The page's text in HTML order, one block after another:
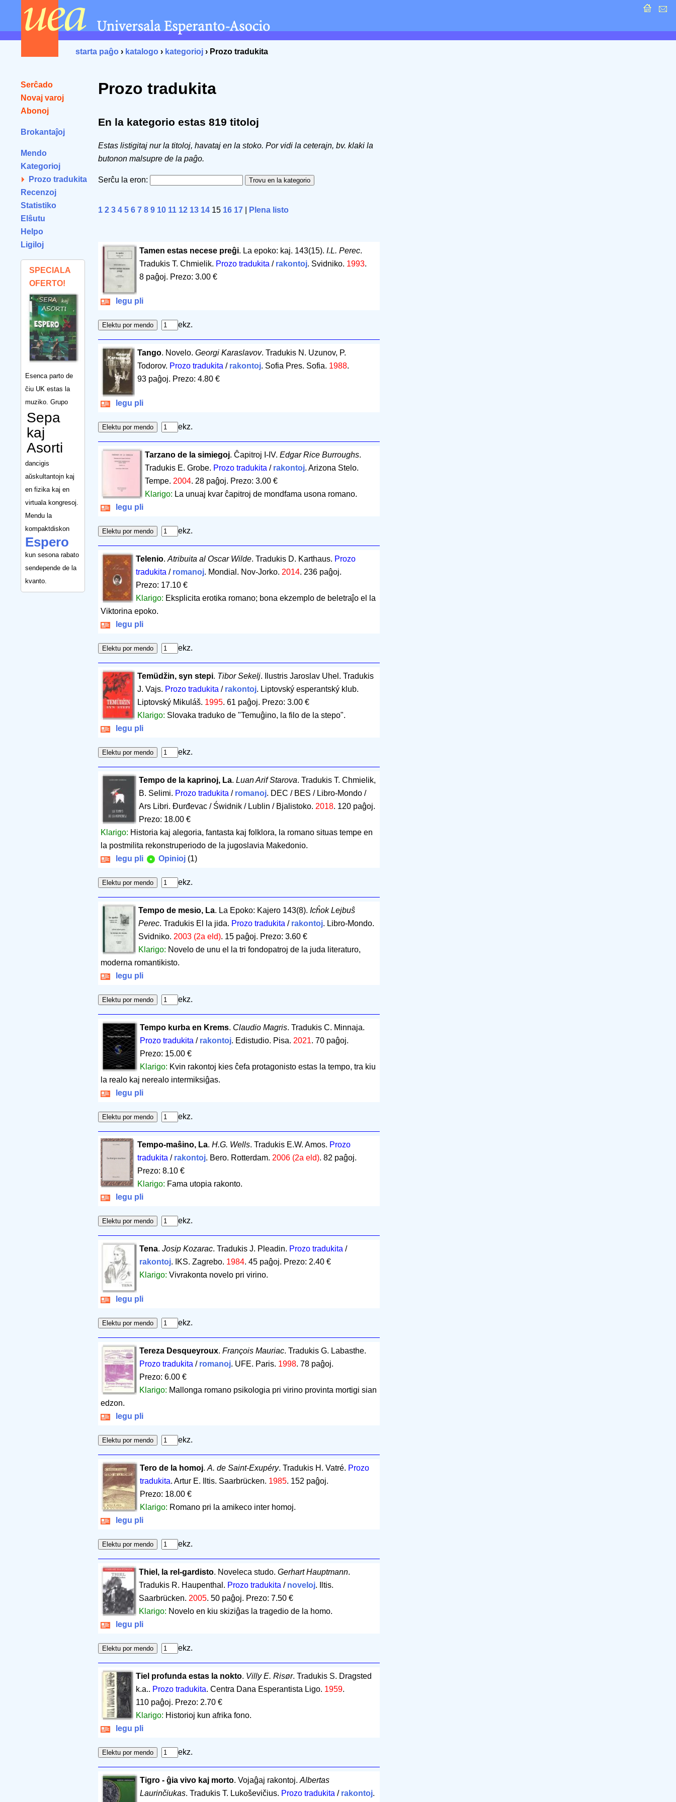
starta paĝo › katalogo › kategorioj › Prozo tradukita
Serĉado
Novaj varoj
Abonoj
Brokantaĵoj
Mendo
Kategorioj
Prozo tradukita
Recenzoj
Statistiko
Elŝutu
Helpo
Ligiloj
SPECIALA
OFERTO!
Esenca parto de
ĉiu UK estas la
muziko. Grupo
Sepa
kaj
Asorti
dancigis
aŭskultantojn kaj
en fizika kaj en
virtuala kongresoj.
Mendu la
kompaktdiskon
Espero
kun sesona rabato
sendepende de la
kvanto.
Prozo tradukita
En la kategorio estas 819 titoloj
Estas listigitaj nur la titoloj, havataj en la stoko. Por vidi la ceterajn, bv. klaki la
butonon malsupre de la paĝo.
Serĉu la eron:
1 2 3 4 5 6 7 8 9 10 11 12 13 14 15 16 17 Plena listo
Tamen estas necese preĝi. La epoko: kaj. 143(15). I.L. Perec.
Tradukis T. Chmielik. Prozo tradukita / rakontoj. Svidniko. 1993.
8 paĝoj. Prezo: 3.00 €
legu pli
ekz.
Tango. Novelo.Georgi Karaslavov. Tradukis N. Uzunov, P.
Todorov. Prozo tradukita / rakontoj. Sofia Pres. Sofia. 1988.
93 paĝoj. Prezo: 4.80 €
legu pli
ekz.
Tarzano de la simiegoj. Ĉapitroj I-IV. Edgar Rice Burroughs.
Tradukis E. Grobe. Prozo tradukita / rakontoj. Arizona Stelo.
Tempe. 2004. 28 paĝoj. Prezo: 3.00 €
Klarigo: La unuaj kvar ĉapitroj de mondfama usona romano.
legu pli
ekz.
Telenio. Atribuita al Oscar Wilde. Tradukis D. Karthaus. Prozo
tradukita / romanoj. Mondial. Nov-Jorko. 2014. 236 paĝoj.
Prezo: 17.10 €
Klarigo: Eksplicita erotika romano; bona ekzemplo de beletraĵo el la
Viktorina epoko.
legu pli
ekz.
Temüdžin, syn stepi. Tibor Sekelj. Ilustris Jaroslav Uhel. Tradukis
J. Vajs. Prozo tradukita / rakontoj. Liptovský esperantský klub.
Liptovský Mikuláš. 1995.61 paĝoj. Prezo: 3.00 €
Klarigo: Slovaka traduko de "Temuĝino, la filo de la stepo".
legu pli
ekz.
Tempo de la kaprinoj, La. Luan Arif Starova. Tradukis T. Chmielik,
B. Selimi. Prozo tradukita / romanoj. DEC / BES / Libro-Mondo /
Ars Libri. Đurđevac / Świdnik / Lublin / Bjalistoko. 2018. 120 paĝoj.
Prezo: 18.00 €
Klarigo: Historia kaj alegoria, fantasta kaj folklora, la romano situas tempe en
la postmilita rekonstruperiodo de la jugoslavia Makedonio.
legu pli
Opinioj (1)
ekz.
Tempo de mesio, La. La Epoko: Kajero 143(8). Icĥok Lejbuŝ
Perec. Tradukis El la jida. Prozo tradukita / rakontoj. Libro-Mondo.
Svidniko. 2003 (2a eld). 15 paĝoj. Prezo: 3.60 €
Klarigo: Novelo de unu el la tri fondopatroj de la juda literaturo,
moderna romantikisto.
legu pli
ekz.
Tempo kurba en Krems. Claudio Magris. Tradukis C. Minnaja.
Prozo tradukita / rakontoj. Edistudio. Pisa. 2021. 70 paĝoj.
Prezo: 15.00 €
Klarigo: Kvin rakontoj kies ĉefa protagonisto estas la tempo, tra kiu
la realo kaj nerealo intermiksiĝas.
legu pli
ekz.
Tempo-maŝino, La.H.G. Wells. Tradukis E.W. Amos. Prozo
tradukita / rakontoj. Bero. Rotterdam. 2006 (2a eld).82 paĝoj.
Prezo: 8.10 €
Klarigo: Fama utopia rakonto.
legu pli
ekz.
Tena. Josip Kozarac. Tradukis J. Pleadin. Prozo tradukita /
rakontoj. IKS. Zagrebo. 1984. 45 paĝoj. Prezo: 2.40 €
Klarigo: Vivrakonta novelo pri virino.
legu pli
ekz.
Tereza Desqueyroux. François Mauriac. Tradukis G. Labasthe.
Prozo tradukita / romanoj. UFE. Paris. 1998. 78 paĝoj.
Prezo: 6.00 €
Klarigo: Mallonga romano psikologia pri virino provinta mortigi sian
edzon.
legu pli
ekz.
Tero de la homoj. A. de Saint-Exupéry. Tradukis H. Vatré. Prozo
tradukita. Artur E. Iltis. Saarbrücken. 1985. 152 paĝoj.
Prezo: 18.00 €
Klarigo: Romano pri la amikeco inter homoj.
legu pli
ekz.
Thiel, la rel-gardisto. Noveleca studo. Gerhart Hauptmann.
Tradukis R. Haupenthal. Prozo tradukita / noveloj. Iltis.
Saarbrücken. 2005. 50 paĝoj. Prezo: 7.50 €
Klarigo: Novelo en kiu skiziĝas la tragedio de la homo.
legu pli
ekz.
Tiel profunda estas la nokto. Villy E. Risør. Tradukis S. Dragsted
k.a.. Prozo tradukita. Centra Dana Esperantista Ligo. 1959.
110 paĝoj. Prezo: 2.70 €
Klarigo: Historioj kun afrika fono.
legu pli
ekz.
Tigro - ĝia vivo kaj morto. Vojaĝaj rakontoj. Albertas
Laurinčiukas. Tradukis T. Lukoševičius. Prozo tradukita / rakontoj.